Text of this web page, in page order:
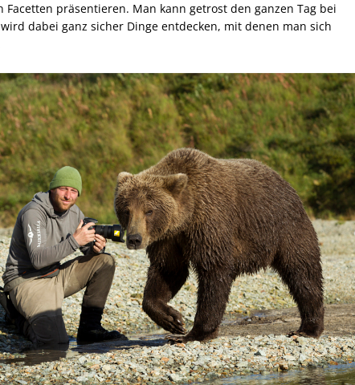
präsentieren. Man kann getrost den ganzen Tag bei
dabei ganz sicher Dinge entdecken, mit denen man sich